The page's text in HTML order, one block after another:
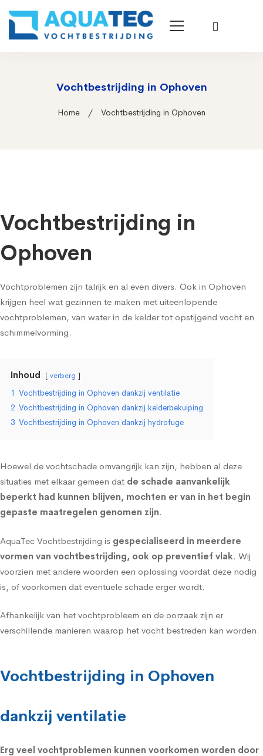
Vochtbestrijding in Ophoven
Home Vochtbestrijding in Ophoven
Vochtbestrijding in
Ophoven
Vochtproblemen zijn talrijk en al even divers. Ook in Ophoven
krijgen heel wat gezinnen te maken met uiteenlopende
vochtproblemen, van water in de kelder tot opstijgend vocht en
schimmelvorming.
Inhoud verberg
1 Vochtbestrijding in Ophoven dankzij ventilatie
2 Vochtbestrijding in Ophoven dankzij kelderbekuiping
3 Vochtbestrijding in Ophoven dankzij hydrofuge
Hoewel de vochtschade omvangrijk kan zijn, hebben al deze
situaties met elkaar gemeen dat de schade aanvankelijk
beperkt had kunnen blijven, mochten er van in het begin
gepaste maatregelen genomen zijn.
AquaTec Vochtbestrijding is gespecialiseerd in meerdere
vormen van vochtbestrijding, ook op preventief vlak. Wij
voorzien met andere woorden een oplossing voordat deze nodig
is, of voorkomen dat eventuele schade erger wordt.
Afhankelijk van het vochtprobleem en de oorzaak zijn er
verschillende manieren waarop het vocht bestreden kan worden.
Vochtbestrijding in Ophoven
dankzij ventilatie
Erg veel vochtproblemen kunnen voorkomen worden door